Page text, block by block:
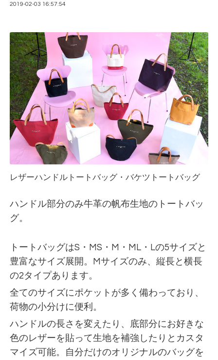
2019-02-03 16:57:54
レザーハンドルトートバッグ・バケツトートバッグ
ハンドル部分のみ牛革の帆布生地のトートバッ
グ。
トートバッグはS・MS・M・ML・Lの5サイズと
豊富なサイズ展開。Mサイズのみ、縦長と横長
の2タイプあります。
全てのサイズにポケットが多く備わっており、
荷物の小分けに便利。
ハンドルの長さを変えたり、底部分にお好きな
色のレザーを貼って生地を補強したりとカスタ
マイズ可能。自分だけのオリジナルのバッグを